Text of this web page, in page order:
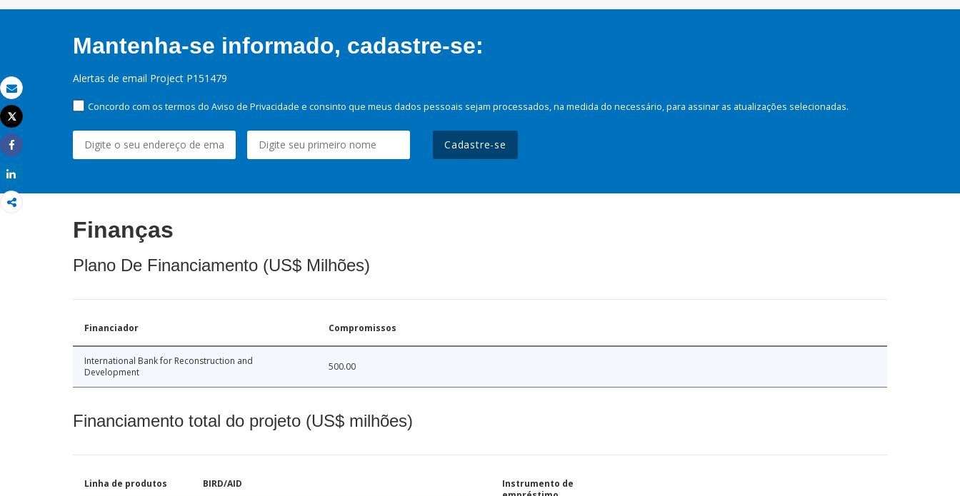
Email
Imprimir
Tweet
Share
Mantenha-se informado, cadastre-se:
Alertas de email Project P151479
Concordo com os termos do Aviso de Privacidade e consinto que meus dados pessoais sejam processados, na medida do necessário, para assinar as atualizações selecionadas.
Cadastre-se
Finanças
Plano De Financiamento (US$ Milhões)
Financiador Compromissos
International Bank for Reconstruction and
Development
500.00
Financiamento total do projeto (US$ milhões)
Linha de produtos BIRD/AID
Instrumento de